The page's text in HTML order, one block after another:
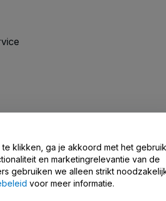
Contact Met Ons Op
te klikken, ga je akkoord met het gebruik
en marketingrelevantie van de
gebruiken we alleen strikt
voor meer informatie.